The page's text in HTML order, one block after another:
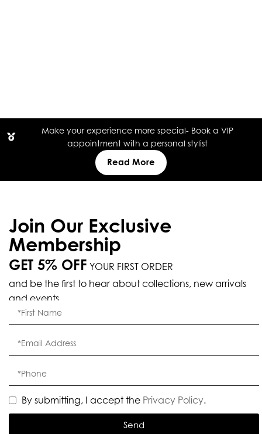
Make your experience more special- Book a VIP
appointment with a personal stylist
Read More
Join Our Exclusive
Membership
GET 5% OFF YOUR FIRST ORDER
and be the first to hear about collections, new arrivals
and events.
By submitting, I accept the Privacy Policy.
Send